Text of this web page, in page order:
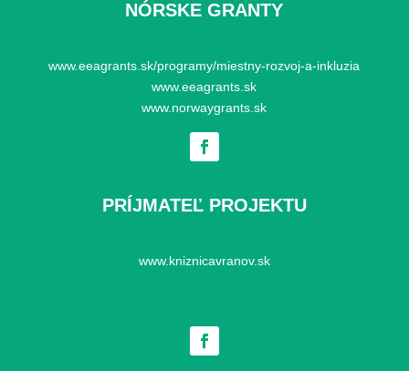
NÓRSKE GRANTY
www.eeagrants.sk/programy/miestny-rozvoj-a-inkluzia
www.eeagrants.sk
www.norwaygrants.sk
PRÍJMATEĽ PROJEKTU
www.kniznicavranov.sk